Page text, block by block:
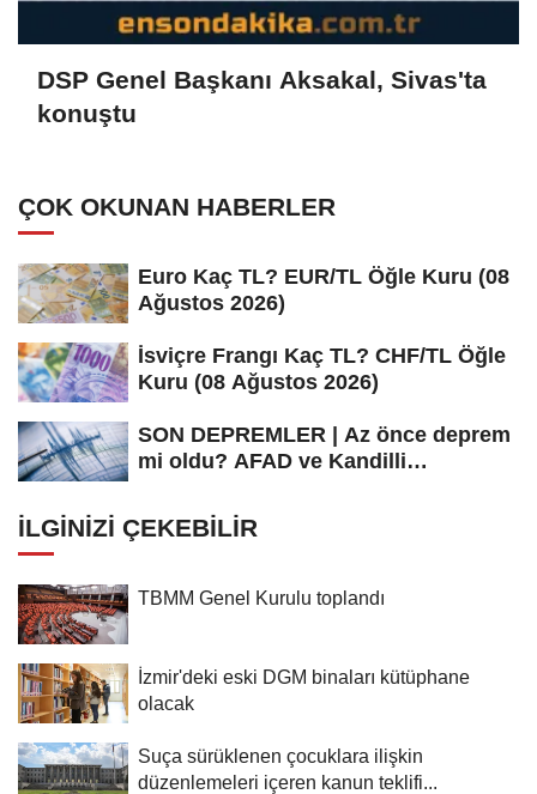
DSP Genel Başkanı Aksakal, Sivas'ta
konuştu
ÇOK OKUNAN HABERLER
Euro Kaç TL? EUR/TL Öğle Kuru (08
Ağustos 2026)
İsviçre Frangı Kaç TL? CHF/TL Öğle
Kuru (08 Ağustos 2026)
SON DEPREMLER | Az önce deprem
mi oldu? AFAD ve Kandilli
İLGINIZI ÇEKEBILIR
TBMM Genel Kurulu toplandı
İzmir'deki eski DGM binaları kütüphane
olacak
Suça sürüklenen çocuklara ilişkin
düzenlemeleri içeren kanun teklifi...